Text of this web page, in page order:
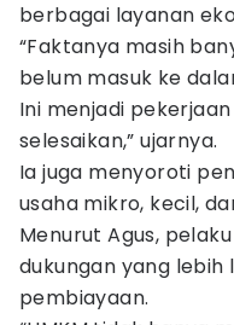
berbagai layanan
“Faktanya masih
belum masuk ke
Ini menjadi
selesaikan,” ujarnya.
Ia juga menyoroti
usaha mikro, kecil,
Menurut Agus,
dukungan yang lebih
pembiayaan.